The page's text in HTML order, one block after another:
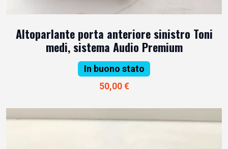
Altoparlante porta anteriore sinistro Toni
medi, sistema Audio Premium
In buono stato
50,00 €